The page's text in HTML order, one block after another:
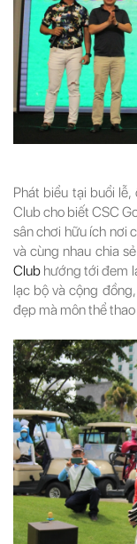
Phát biểu tại buổi
Club cho biết CSC
sân chơi hữu ích nơi
và cùng nhau chia
Club hướng tới đem
lạc bộ và cộng
đẹp mà môn thể